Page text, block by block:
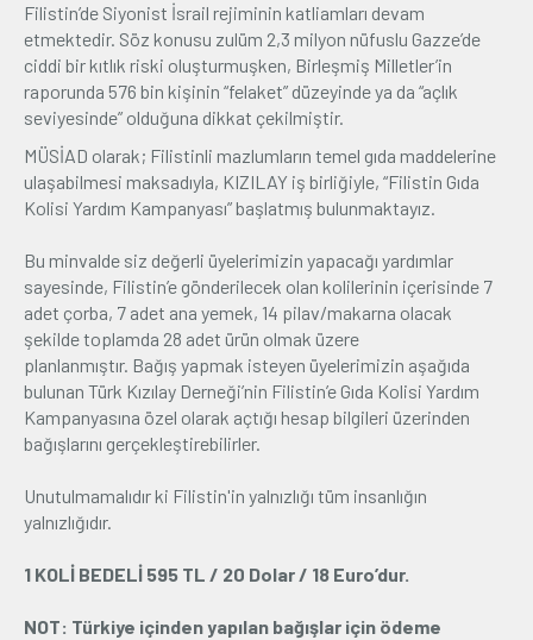
Filistin’de Siyonist İsrail rejiminin katliamları devam
etmektedir. Söz konusu zulüm 2,3 milyon nüfuslu Gazze’de
ciddi bir kıtlık riski oluşturmuşken, Birleşmiş Milletler’in
raporunda 576 bin kişinin “felaket” düzeyinde ya da “açlık
seviyesinde” olduğuna dikkat çekilmiştir.
MÜSİAD olarak; Filistinli mazlumların temel gıda maddelerine
ulaşabilmesi maksadıyla, KIZILAY iş birliğiyle, “Filistin Gıda
Kolisi Yardım Kampanyası” başlatmış bulunmaktayız.
Bu minvalde siz değerli üyelerimizin yapacağı yardımlar
sayesinde, Filistin’e gönderilecek olan kolilerinin içerisinde 7
adet çorba, 7 adet ana yemek, 14 pilav/makarna olacak
şekilde toplamda 28 adet ürün olmak üzere
planlanmıştır. Bağış yapmak isteyen üyelerimizin aşağıda
bulunan Türk Kızılay Derneği’nin Filistin’e Gıda Kolisi Yardım
Kampanyasına özel olarak açtığı hesap bilgileri üzerinden
bağışlarını gerçekleştirebilirler.
Unutulmamalıdır ki Filistin'in yalnızlığı tüm insanlığın
yalnızlığıdır.
1 KOLİ BEDELİ 595 TL / 20 Dolar / 18 Euro’dur.
NOT: Türkiye içinden yapılan bağışlar için ödeme